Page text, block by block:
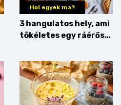
Hol egyek ma?
3 hangulatos hely, ami
tökéletes egy ráérős